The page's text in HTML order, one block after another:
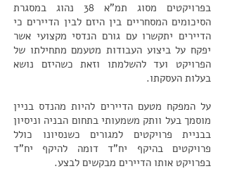
בפרויקטים מסוג תמ"א 38 נהוג במסגרת
הסיכומים המסחריים בין היזם לבין הדיירים כי
הדיירים יתקשרו עם גורם הנדסי מקצועי אשר
יפקח על ביצוע העבודות מטעמם מתחילתו של
הפרויקט ועד להשלמתו וזאת כשהיזם נושא
בעלות העסקתו.
על המפקח מטעם הדיירים להיות מהנדס בניין
מוסמך בעל וותק משמעותי בתחום הבניה וניסיון
בבניית פרויקטים למגורים כשנסיונו כולל
פרויקטים בהיקף יח"ד דומה להיקף יח"ד
בפרויקט אותו הדיירים מבקשים לבצע.